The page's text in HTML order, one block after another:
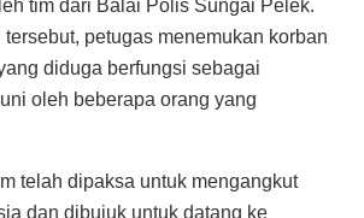
tim dari Balai Polis Sungai Pelek.
petugas menemukan korban
diduga berfungsi sebagai
oleh beberapa orang yang
telah dipaksa untuk mengangkut
dan dibujuk untuk datang ke